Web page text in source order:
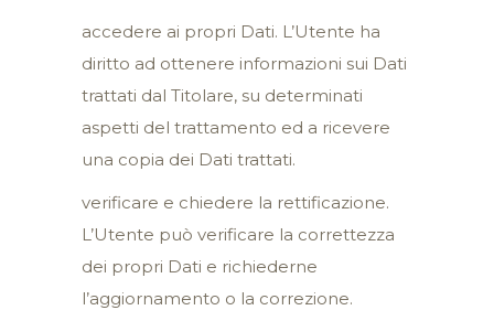
accedere ai propri Dati. L’Utente ha
diritto ad ottenere informazioni sui Dati
trattati dal Titolare, su determinati
aspetti del trattamento ed a ricevere
una copia dei Dati trattati.
verificare e chiedere la rettificazione.
L’Utente può verificare la correttezza
dei propri Dati e richiederne
l’aggiornamento o la correzione.